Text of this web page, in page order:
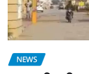
NEWS